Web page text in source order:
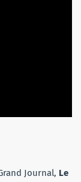
Journal, Le